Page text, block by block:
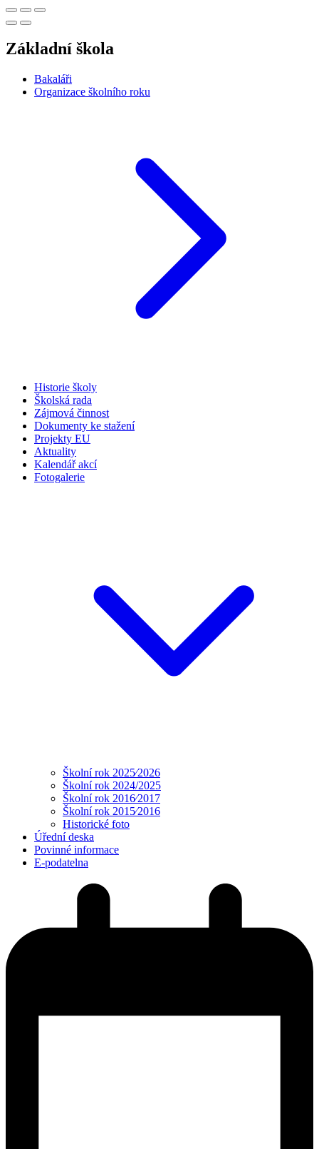
Základní škola
Bakaláři
Organizace školního roku
Historie školy
Školská rada
Zájmová činnost
Dokumenty ke stažení
Projekty EU
Aktuality
Kalendář akcí
Fotogalerie
Školní rok 2025⁄2026
Školní rok 2024/2025
Školní rok 2016⁄2017
Školní rok 2015⁄2016
Historické foto
Úřední deska
Povinné informace
E-podatelna